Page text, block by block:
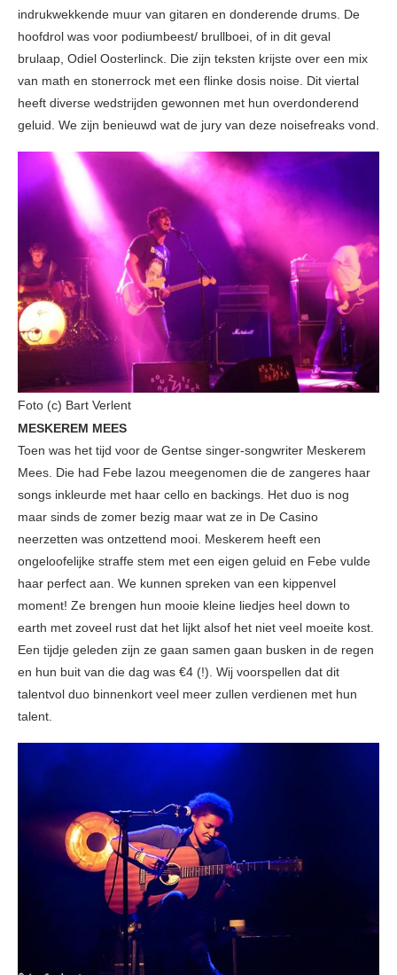
indrukwekkende muur van gitaren en donderende drums. De
hoofdrol was voor podiumbeest/ brullboei, of in dit geval
brulaap, Odiel Oosterlinck. Die zijn teksten krijste over een mix
van math en stonerrock met een flinke dosis noise. Dit viertal
heeft diverse wedstrijden gewonnen met hun overdonderend
geluid. We zijn benieuwd wat de jury van deze noisefreaks vond.
Foto (c) Bart Verlent
MESKEREM MEES
Toen was het tijd voor de Gentse singer-songwriter Meskerem
Mees. Die had Febe lazou meegenomen die de zangeres haar
songs inkleurde met haar cello en backings. Het duo is nog
maar sinds de zomer bezig maar wat ze in De Casino
neerzetten was ontzettend mooi. Meskerem heeft een
ongeloofelijke straffe stem met een eigen geluid en Febe vulde
haar perfect aan. We kunnen spreken van een kippenvel
moment! Ze brengen hun mooie kleine liedjes heel down to
earth met zoveel rust dat het lijkt alsof het niet veel moeite kost.
Een tijdje geleden zijn ze gaan samen gaan busken in de regen
en hun buit van die dag was €4 (!). Wij voorspellen dat dit
talentvol duo binnenkort veel meer zullen verdienen met hun
talent.